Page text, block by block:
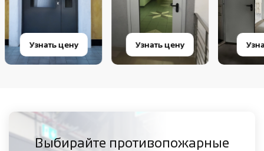
Узнать цену Узнать цену
Выбирайте противопожарные